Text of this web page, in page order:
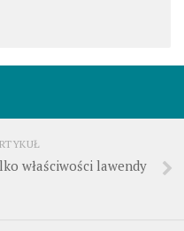
właściwości lawendy